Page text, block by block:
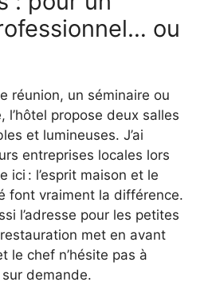
ou
réunion, un séminaire ou
l’hôtel propose deux salles
et lumineuses. J’ai
entreprises locales lors
ici : l’esprit maison et le
font vraiment la différence.
l’adresse pour les petites
met en avant
le chef n’hésite pas à
demande.